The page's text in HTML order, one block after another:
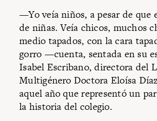
—Yo veía niños, a pesar de que
de niñas. Veía chicos, muchos
medio tapados, con la cara
gorro —cuenta, sentada en su
Isabel Escribano, directora del
Multigénero Doctora Eloísa
aquel año que representó un
la historia del colegio.